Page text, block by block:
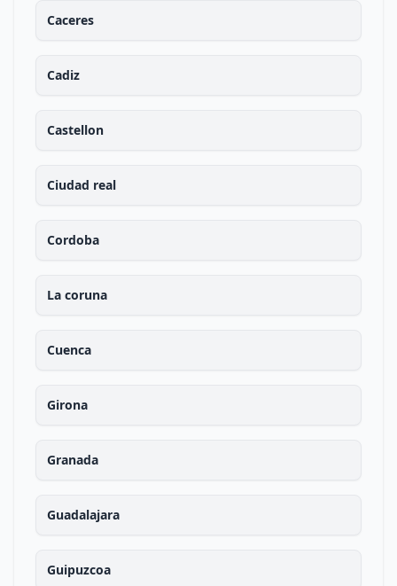
Caceres
Cadiz
Castellon
Ciudad real
Cordoba
La coruna
Cuenca
Girona
Granada
Guadalajara
Guipuzcoa